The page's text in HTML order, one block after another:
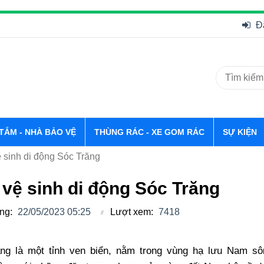
vệ sinh di động Sóc Trăng
22/05/2023 05:25 Lượt xem: 7418
là một tỉnh ven biển, nằm trong vùng hạ lưu Nam
- NHÀ BẢO VỆ THÙNG RÁC - XE GOM RÁC SỰ KIỆN
sinh di động Sóc Trăng